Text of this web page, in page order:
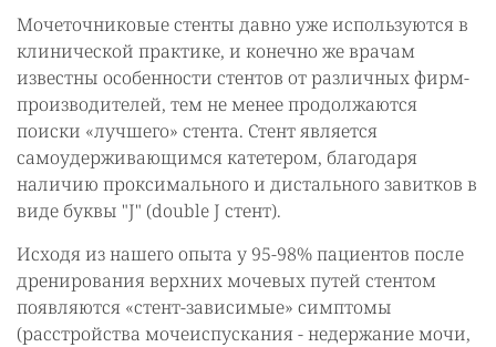
Мочеточниковые стенты давно уже используются в
клинической практике, и конечно же врачам
известны особенности стентов от различных фирм-
производителей, тем не менее продолжаются
поиски «лучшего» стента. Стент является
самоудерживающимся катетером, благодаря
наличию проксимального и дистального завитков в
виде буквы "J" (double J стент).
Исходя из нашего опыта у 95-98% пациентов после
дренирования верхних мочевых путей стентом
появляются «стент-зависимые» симптомы
(расстройства мочеиспускания - недержание мочи,